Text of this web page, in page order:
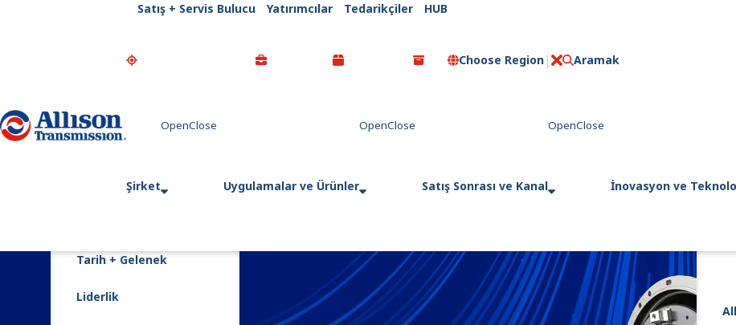
Go Home
Satış + Servis Bulucu Yatırımcılar Tedarikçiler HUB
Choose Region Aramak
C
Şirket
Tarih + Gelenek
Liderlik
Uygulamalar ve Ürünler Satış Sonrası ve Kanal İnovasyon ve